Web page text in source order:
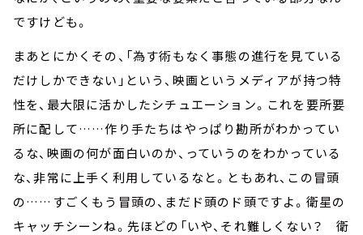
ですけども。
まあとにかくその、「為す術もなく事態の進行を見ている
だけしかできない」という、映画というメディアが持つ特
性を、最大限に活かしたシチュエーション。これを要所要
所に配して……作り手たちはやっぱり勘所がわかってい
るな、映画の何が面白いのか、っていうのをわかっている
な、非常に上手く利用しているなと。ともあれ、この冒頭
の……すごくもう冒頭の、まだド頭のド頭ですよ。衛星の
キャッチシーンね。先ほどの「いや、それ難しくない？ 衛